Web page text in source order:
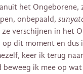
het Ongeborene,
onbepaald,
verschijnen in het
dit moment en
keer ik terug
ik mee op